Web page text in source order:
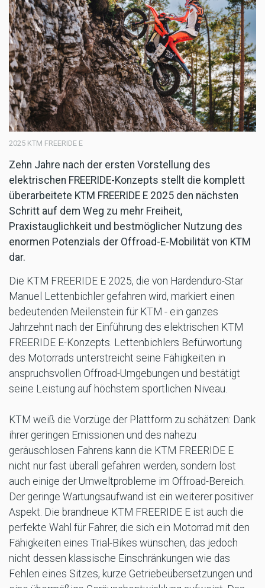
2025 KTM FREERIDE E
Zehn Jahre nach der ersten Vorstellung des
elektrischen FREERIDE-Konzepts stellt die komplett
überarbeitete KTM FREERIDE E 2025 den nächsten
Schritt auf dem Weg zu mehr Freiheit,
Praxistauglichkeit und bestmöglicher Nutzung des
enormen Potenzials der Offroad-E-Mobilität von KTM
dar.
Die KTM FREERIDE E 2025, die von Hardenduro-Star
Manuel Lettenbichler gefahren wird, markiert einen
bedeutenden Meilenstein für KTM - ein ganzes
Jahrzehnt nach der Einführung des elektrischen KTM
FREERIDE E-Konzepts. Lettenbichlers Befürwortung
des Motorrads unterstreicht seine Fähigkeiten in
anspruchsvollen Offroad-Umgebungen und bestätigt
seine Leistung auf höchstem sportlichen Niveau.
KTM weiß die Vorzüge der Plattform zu schätzen: Dank
ihrer geringen Emissionen und des nahezu
geräuschlosen Fahrens kann die KTM FREERIDE E
nicht nur fast überall gefahren werden, sondern löst
auch einige der Umweltprobleme im Offroad-Bereich.
Der geringe Wartungsaufwand ist ein weiterer positiver
Aspekt. Die brandneue KTM FREERIDE E ist auch die
perfekte Wahl für Fahrer, die sich ein Motorrad mit den
Fähigkeiten eines Trial-Bikes wünschen, das jedoch
nicht dessen klassische Einschränkungen wie das
Fehlen eines Sitzes, kurze Getriebeübersetzungen und